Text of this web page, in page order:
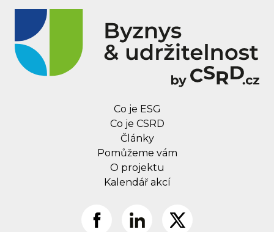
Co je ESG
Co je CSRD
Články
Pomůžeme vám
O projektu
Kalendář akcí